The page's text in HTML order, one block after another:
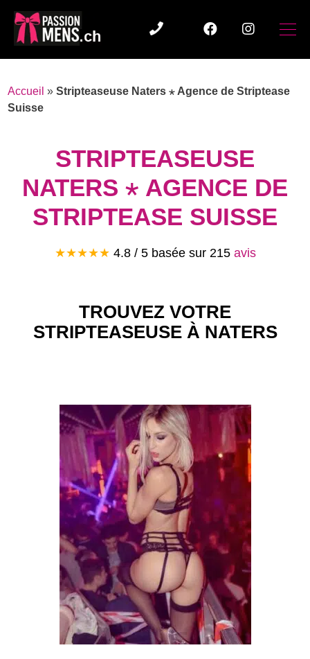
Accueil »Stripteaseuse Naters ⋆ Agence de Striptease
Suisse
STRIPTEASEUSE
NATERS ⋆ AGENCE DE
STRIPTEASE SUISSE
★★★★★ 4.8 / 5 basée sur 215 avis
TROUVEZ VOTRE
STRIPTEASEUSE À NATERS